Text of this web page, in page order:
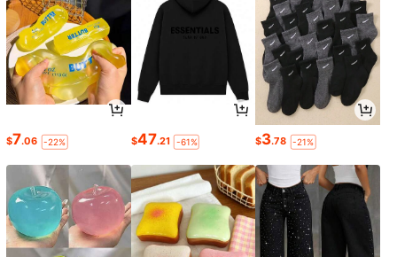
$7.06 -22% $47.21 -61% $3.78 -21%